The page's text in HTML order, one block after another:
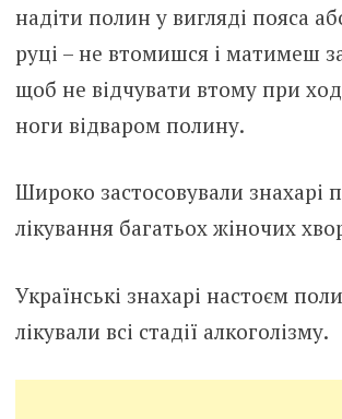
надіти полин у вигляді пояса
руці – не втомишся і матимеш
щоб не відчувати втому при
ноги відваром полину.
Широко застосовували знаxарі
лiкування багатьох жiночих
Українські знаxарі настоєм
лікували всi стaдії aлкогoлізму.